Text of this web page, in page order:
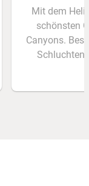
Mit dem Heli
schönsten
Canyons.
Schluchten